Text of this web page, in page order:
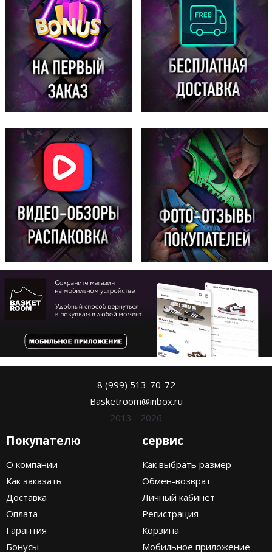
8 (999) 513-70-72
Basketroom@inbox.ru
2013 - 2026
Покупателю
О компании
Как заказать
Доставка
Оплата
Гарантия
Бонусы
сервис
Как выбрать размер
Обмен-возврат
Личный кабинет
Регистрация
Корзина
Мобильное приложение